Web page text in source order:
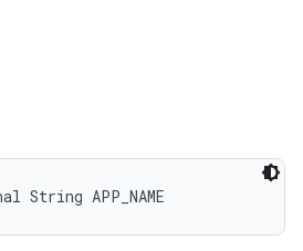
APP_NAME